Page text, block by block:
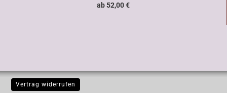
ab 52,00 €
Vertrag widerrufen